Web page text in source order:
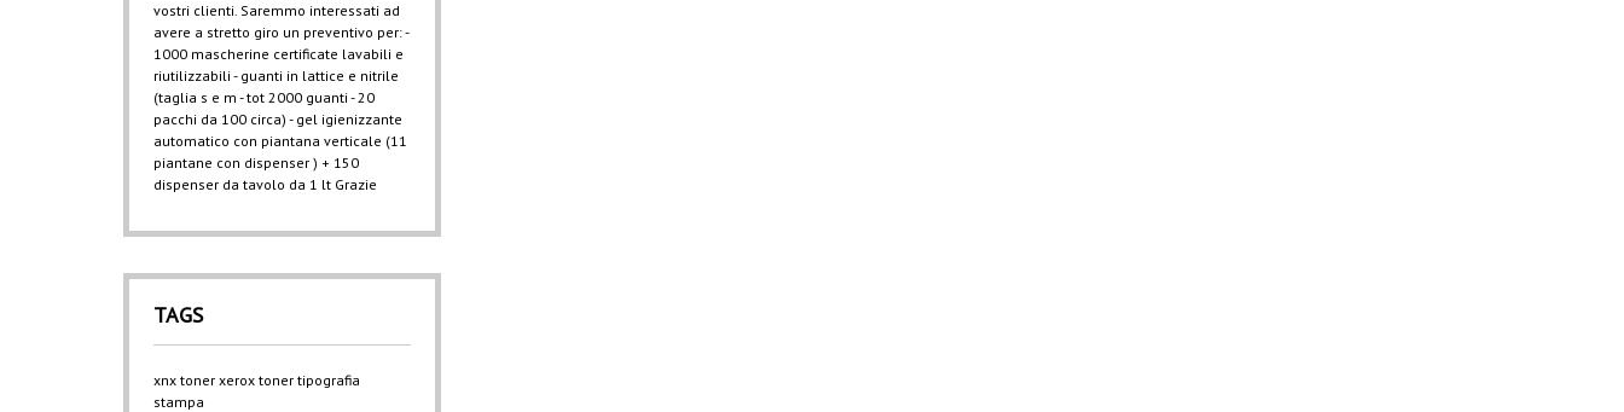
vostri clienti. Saremmo interessati ad
avere a stretto giro un preventivo per: -
1000 mascherine certificate lavabili e
riutilizzabili - guanti in lattice e nitrile
(taglia s e m - tot 2000 guanti - 20
pacchi da 100 circa) - gel igienizzante
automatico con piantana verticale (11
piantane con dispenser ) + 150
dispenser da tavolo da 1 lt Grazie
TAGS
xnx toner xerox toner tipografia
stampa